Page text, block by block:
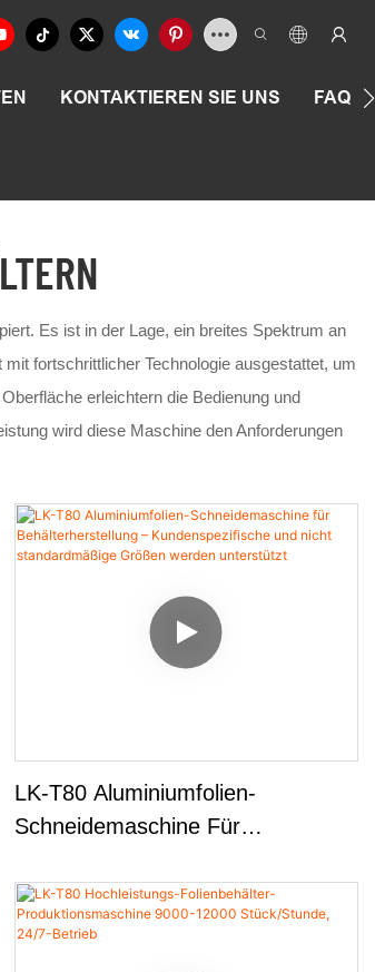
KONTAKTIEREN SIE UNS FAQ
Es ist in der Lage, ein breites Spektrum an
fortschrittlicher Technologie ausgestattet, um
erleichtern die Bedienung und
wird diese Maschine den Anforderungen
LK-T80 Aluminiumfolien-
Schneidemaschine Für
Kundenspezifische Und Nicht
Standardmäßige Größen Werden